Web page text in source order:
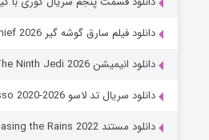
دانلود فیلم سارق گوشه گیر The Isolate Thief 2026
دانلود انیمیشن Star Wars: The Ninth Jedi 2026
دانلود سریال تد لاسو Ted Lasso 2020-2026
دانلود مستند Chasing the Rains 2022